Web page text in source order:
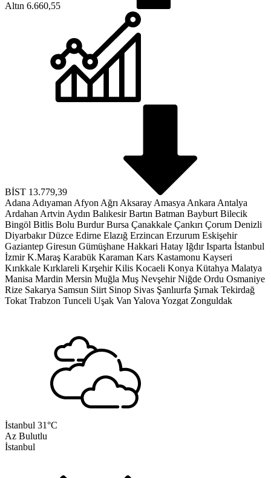
Altın 6.660,55
BİST 13.779,39
Adana Adıyaman Afyon Ağrı Aksaray Amasya Ankara Antalya
Ardahan Artvin Aydın Balıkesir Bartın Batman Bayburt Bilecik
Bingöl Bitlis Bolu Burdur Bursa Çanakkale Çankırı Çorum Denizli
Diyarbakır Düzce Edirne Elazığ Erzincan Erzurum Eskişehir
Gaziantep Giresun Gümüşhane Hakkari Hatay Iğdır Isparta İstanbul
İzmir K.Maraş Karabük Karaman Kars Kastamonu Kayseri
Kırıkkale Kırklareli Kırşehir Kilis Kocaeli Konya Kütahya Malatya
Manisa Mardin Mersin Muğla Muş Nevşehir Niğde Ordu Osmaniye
Rize Sakarya Samsun Siirt Sinop Sivas Şanlıurfa Şırnak Tekirdağ
Tokat Trabzon Tunceli Uşak Van Yalova Yozgat Zonguldak
İstanbul 31°C
Az Bulutlu
İstanbul